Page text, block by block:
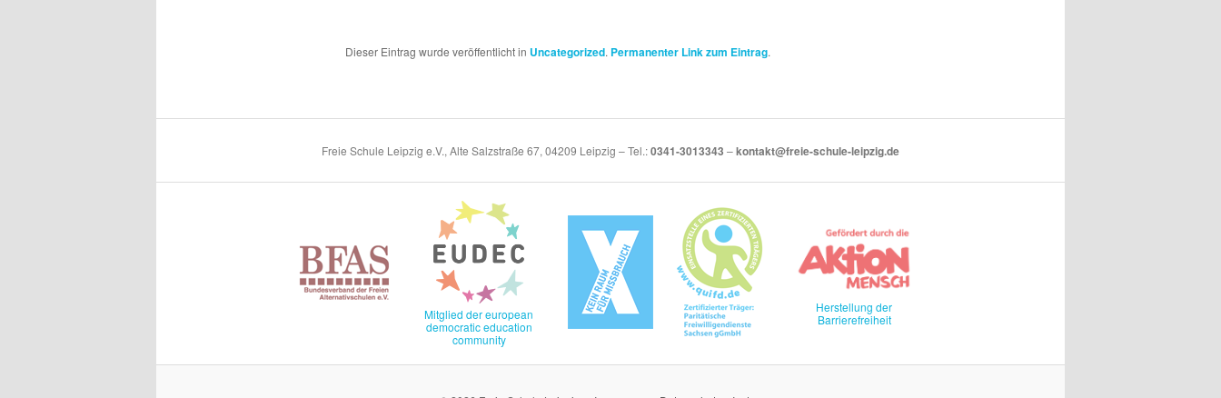
Dieser Eintrag wurde veröffentlicht in Uncategorized. Permanenter Link zum Eintrag.
Freie Schule Leipzig e.V., Alte Salzstraße 67, 04209 Leipzig – Tel.:0341-3013343 –kontakt@freie-schule-leipzig.de
Mitglied der european
democratic education
community
Herstellung der
Barrierefreiheit